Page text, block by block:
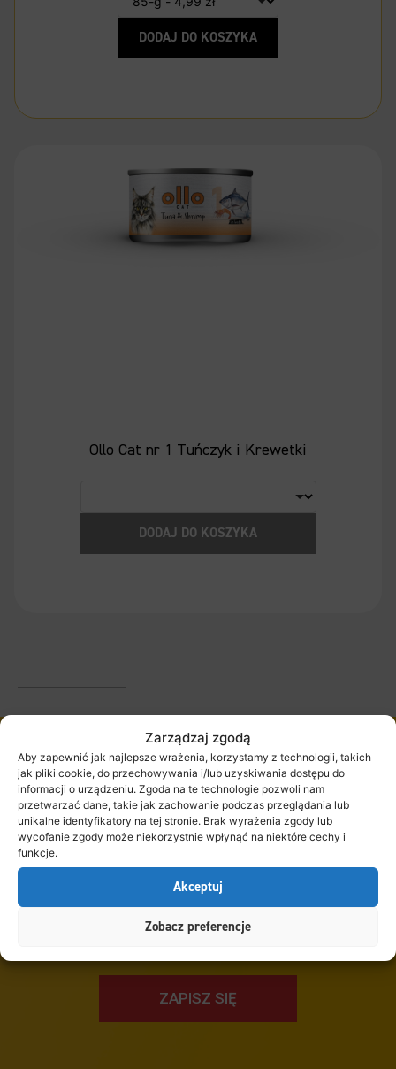
Zarządzaj zgodą
Aby zapewnić jak najlepsze wrażenia, korzystamy z technologii, takich
jak pliki cookie, do przechowywania i/lub uzyskiwania dostępu do
informacji o urządzeniu. Zgoda na te technologie pozwoli nam
przetwarzać dane, takie jak zachowanie podczas przeglądania lub
unikalne identyfikatory na tej stronie. Brak wyrażenia zgody lub
wycofanie zgody może niekorzystnie wpłynąć na niektóre cechy i
funkcje.
Akceptuj
Zobacz preferencje
DODAJ DO KOSZYKA
Ollo Cat nr 1 Tuńczyk i Krewetki
DODAJ DO KOSZYKA
Kupuj za mniej dla Twojej
pociechy!
Zapisz się do Newslettera i uzyskaj
ZAPISZ SIĘ